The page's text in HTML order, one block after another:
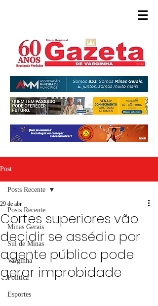
Post
Posts Recente
Minas Gerais
Sul de Minas
Varginha
Política
Esportes
Posts Recente
Cortes superiores vão
decidir se assédio por
agente público pode
gerar improbidade
29 de abr.